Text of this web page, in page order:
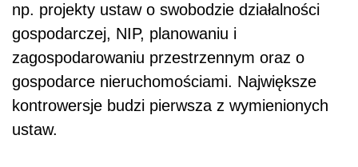
np. projekty ustaw o swobodzie działalności
gospodarczej, NIP, planowaniu i
zagospodarowaniu przestrzennym oraz o
gospodarce nieruchomościami. Największe
kontrowersje budzi pierwsza z wymienionych
ustaw.